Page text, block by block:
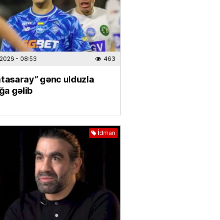
- 09:42 527
OLMAYACAQ —TƏQVİM
- 08:00 588
karta köçürmələrəLİMİT
- 12:04
2 avqust, 2026-cı il
- 08:53 463
gənc ulduzla
gəlib
İdman